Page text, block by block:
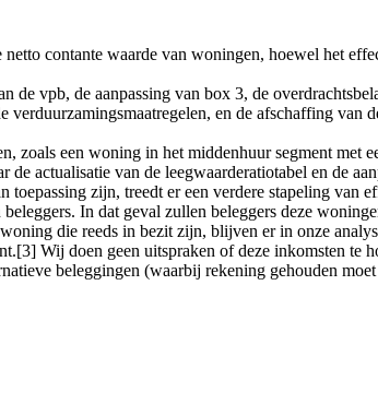
contante waarde van woningen, hoewel het
de vpb, de aanpassing van box 3, de
en de afschaffing van
zoals een woning in het middenhuur segment met
actualisatie van de leegwaarderatiotabel en de
zijn, treedt er een verdere stapeling van
In dat geval zullen beleggers deze
die reeds in bezit zijn, blijven er in onze
Wij doen geen uitspraken of deze inkomsten te
beleggingen (waarbij rekening gehouden